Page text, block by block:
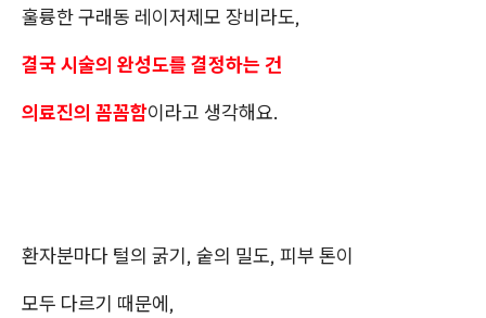
훌륭한 구래동 레이저제모 장비라도,
결국 시술의 완성도를 결정하는 건
의료진의 꼼꼼함이라고 생각해요.
환자분마다 털의 굵기, 숱의 밀도, 피부 톤이
모두 다르기 때문에,